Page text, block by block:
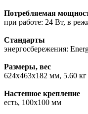
Потребляемая
при работе: 24 Вт, в
Стандарты
энергосбережения:
Размеры, вес
624x463x182 мм, 5.60 кг
Настенное крепление
есть, 100x100 мм